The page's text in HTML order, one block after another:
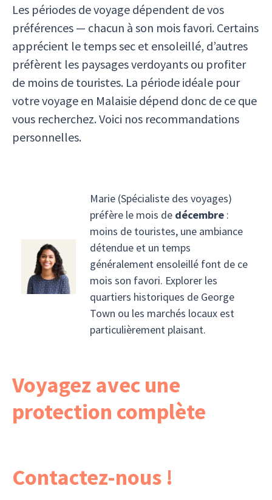
Les périodes de voyage dépendent de vos
préférences — chacun à son mois favori. Certains
apprécient le temps sec et ensoleillé, d’autres
préfèrent les paysages verdoyants ou profiter
de moins de touristes. La période idéale pour
votre voyage en Malaisie dépend donc de ce que
vous recherchez. Voici nos recommandations
personnelles.
Marie (Spécialiste des voyages)
préfère le mois de décembre :
moins de touristes, une ambiance
détendue et un temps
généralement ensoleillé font de ce
mois son favori. Explorer les
quartiers historiques de George
Town ou les marchés locaux est
particulièrement plaisant.
Voyagez avec une
protection complète
Contactez-nous !